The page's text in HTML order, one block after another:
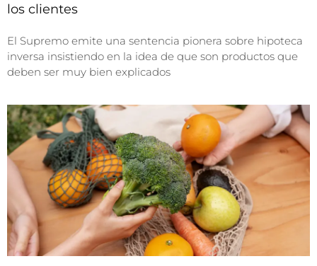
los clientes
El Supremo emite una sentencia pionera sobre hipoteca
inversa insistiendo en la idea de que son productos que
deben ser muy bien explicados